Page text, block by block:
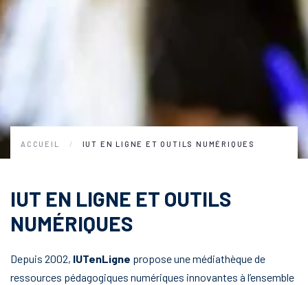
ACCUEIL IUT EN LIGNE ET OUTILS NUMÉRIQUES
IUT EN LIGNE ET OUTILS
NUMÉRIQUES
Depuis 2002, IUTenLigne propose une médiathèque de
ressources pédagogiques numériques innovantes à l’ensemble